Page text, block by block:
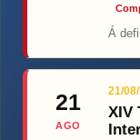
Á
21
AGO
21/
XIV